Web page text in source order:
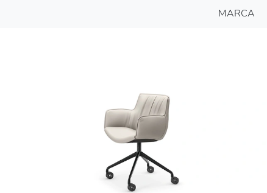
MARCA